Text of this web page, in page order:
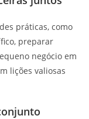
práticas, como
preparar
negócio em
lições valiosas